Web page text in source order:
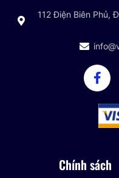
112 Điện Biên Phủ,
Chính sách